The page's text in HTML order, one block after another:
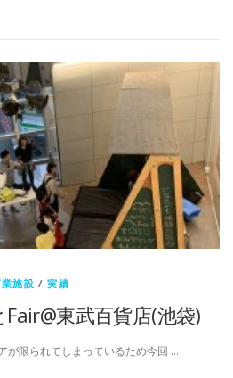
施設 /実績
東武百貨店(池袋)
が限られてしまっているため今回 …